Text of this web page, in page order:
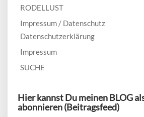
RODELLUST
Impressum / Datenschutz
Datenschutzerklärung
Impressum
SUCHE
Hier kannst Du meinen BLOG
abonnieren (Beitragsfeed)